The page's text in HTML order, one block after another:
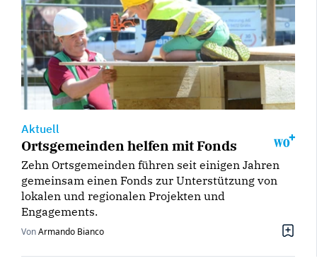
Aktuell
Ortsgemeinden helfen mit Fonds
Zehn Ortsgemeinden führen seit einigen Jahren
gemeinsam einen Fonds zur Unterstützung von
lokalen und regionalen Projekten und
Engagements.
VonArmando Bianco